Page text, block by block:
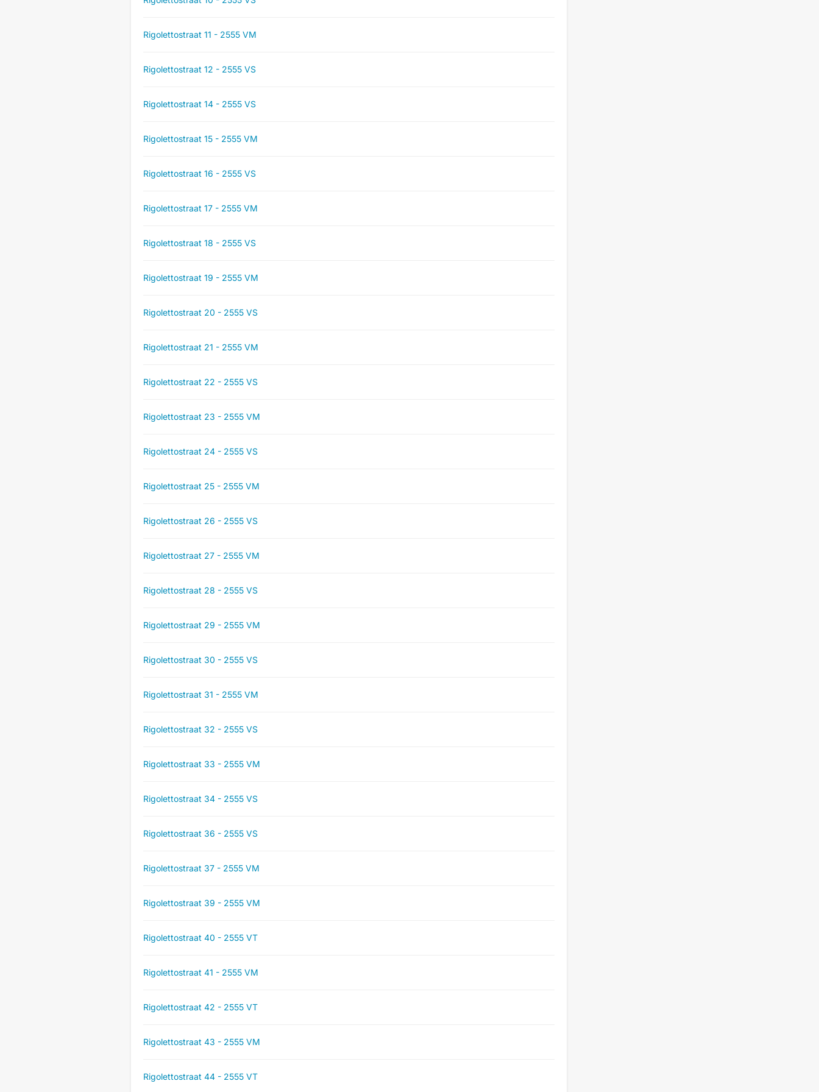
Rigolettostraat 11 - 2555 VM
Rigolettostraat 12 - 2555 VS
Rigolettostraat 14 - 2555 VS
Rigolettostraat 15 - 2555 VM
Rigolettostraat 16 - 2555 VS
Rigolettostraat 17 - 2555 VM
Rigolettostraat 18 - 2555 VS
Rigolettostraat 19 - 2555 VM
Rigolettostraat 20 - 2555 VS
Rigolettostraat 21 - 2555 VM
Rigolettostraat 22 - 2555 VS
Rigolettostraat 23 - 2555 VM
Rigolettostraat 24 - 2555 VS
Rigolettostraat 25 - 2555 VM
Rigolettostraat 26 - 2555 VS
Rigolettostraat 27 - 2555 VM
Rigolettostraat 28 - 2555 VS
Rigolettostraat 29 - 2555 VM
Rigolettostraat 30 - 2555 VS
Rigolettostraat 31 - 2555 VM
Rigolettostraat 32 - 2555 VS
Rigolettostraat 33 - 2555 VM
Rigolettostraat 34 - 2555 VS
Rigolettostraat 36 - 2555 VS
Rigolettostraat 37 - 2555 VM
Rigolettostraat 39 - 2555 VM
Rigolettostraat 40 - 2555 VT
Rigolettostraat 41 - 2555 VM
Rigolettostraat 42 - 2555 VT
Rigolettostraat 43 - 2555 VM
Rigolettostraat 44 - 2555 VT